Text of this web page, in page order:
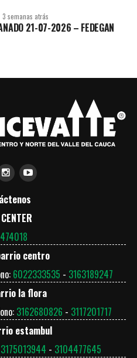
3 semanas atrás
21-07-2026 – FEDEGAN
centro
6022333535 - 3163189247
la flora
3162680826 - 3117201717
estambul
3175013944 - 3104477645